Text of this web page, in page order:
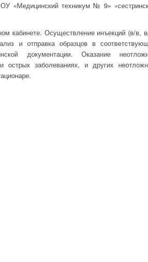
«Медицинский техникум № 9»
кабинете. Осуществление инъекций (в/в,
и отправка образцов в
документации. Оказание
заболеваниях, и других